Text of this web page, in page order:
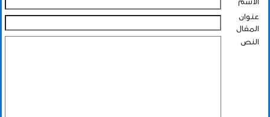
عنوان
المقال
النص